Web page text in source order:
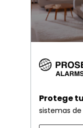
Protege
sistemas de